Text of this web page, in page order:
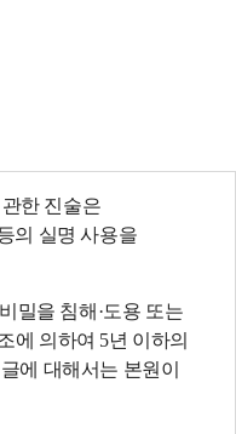
한 진술은
의 실명 사용을
밀을 침해·도용 또는
에 의하여 5년 이하의
에 대해서는 본원이